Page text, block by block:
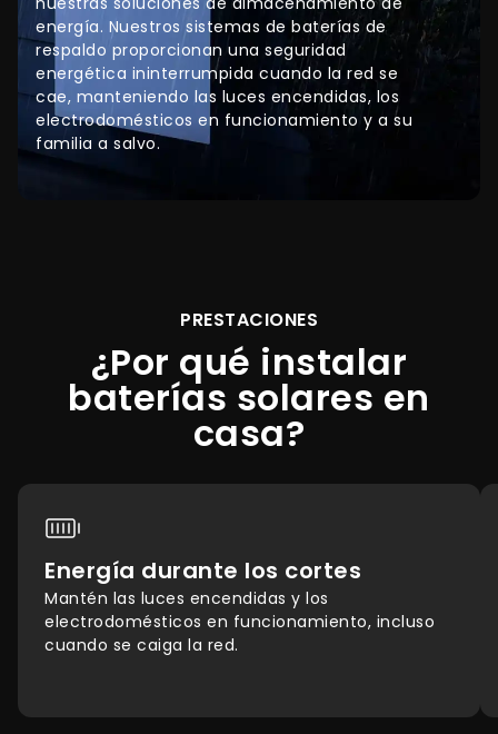
energía. Nuestros sistemas de baterías de
respaldo proporcionan una seguridad
energética ininterrumpida cuando la red se
cae, manteniendo las luces encendidas, los
electrodomésticos en funcionamiento y a su
familia a salvo.
PRESTACIONES
¿Por qué instalar
baterías solares en
casa?
Energía durante los cortes
Mantén las luces encendidas y los
electrodomésticos en funcionamiento, incluso
cuando se caiga la red.